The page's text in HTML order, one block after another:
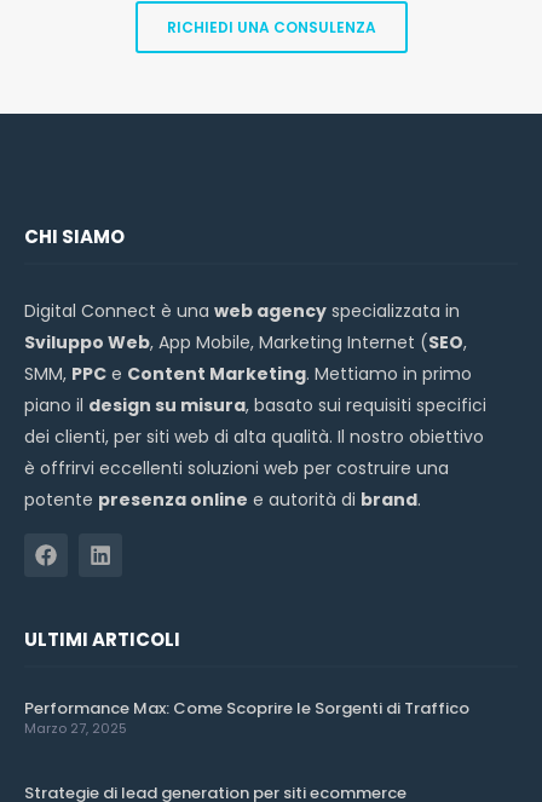
RICHIEDI UNA CONSULENZA
CHI SIAMO
Digital Connect è una web agency specializzata in
Sviluppo Web, App Mobile, Marketing Internet (SEO,
SMM, PPC e Content Marketing. Mettiamo in primo
piano il design su misura, basato sui requisiti specifici
dei clienti, per siti web di alta qualità. Il nostro obiettivo
è offrirvi eccellenti soluzioni web per costruire una
potente presenza online e autorità di brand.
ULTIMI ARTICOLI
Performance Max: Come Scoprire le Sorgenti di Traffico
Marzo 27, 2025
Strategie di lead generation per siti ecommerce